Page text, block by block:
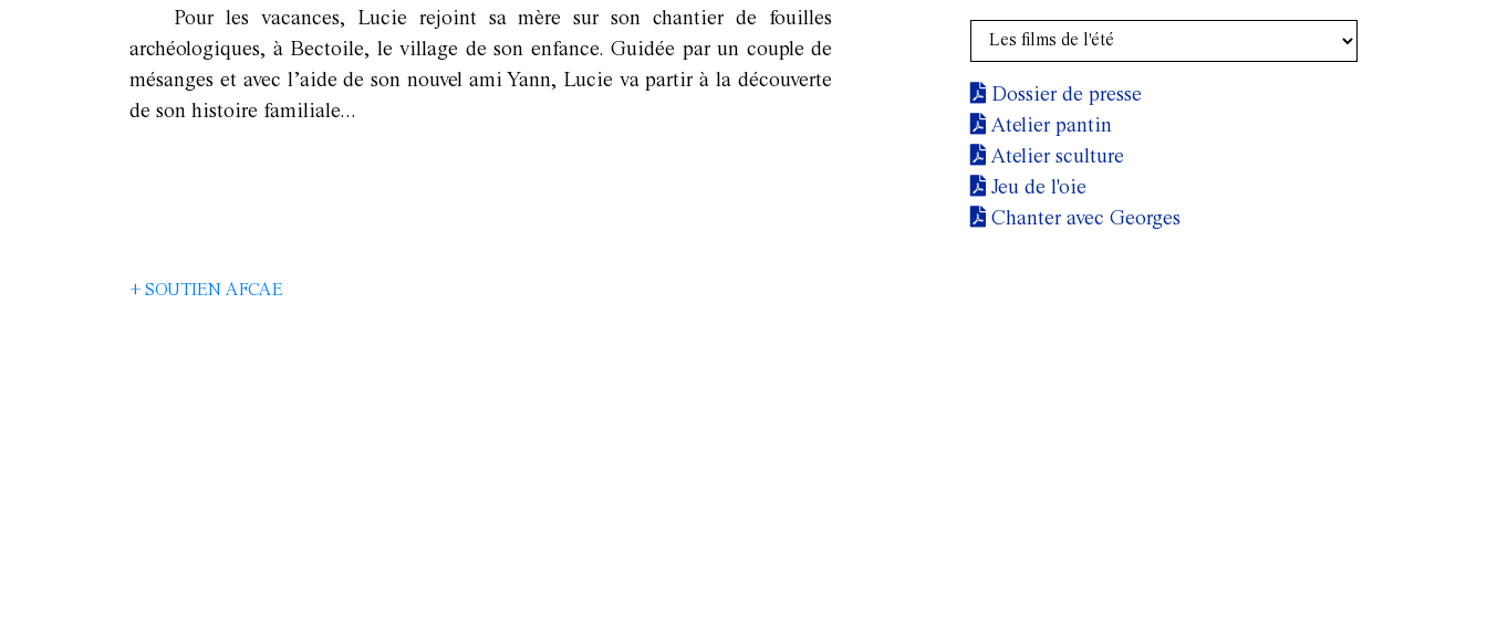
Pour les vacances, Lucie rejoint sa mère sur son chantier de fouilles
archéologiques, à Bectoile, le village de son enfance. Guidée par un couple de
mésanges et avec l’aide de son nouvel ami Yann, Lucie va partir à la découverte
de son histoire familiale...
Dossier de presse
Atelier pantin
Atelier sculture
Jeu de l'oie
Chanter avec Georges
+ SOUTIEN AFCAE